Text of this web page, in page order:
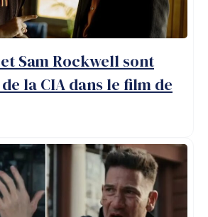
Sam Rockwell sont
la CIA dans le film de